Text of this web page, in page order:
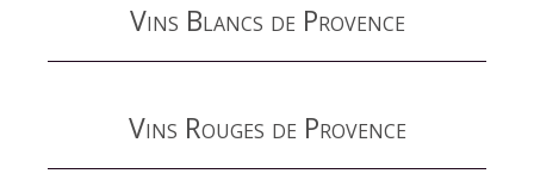
Vins Blancs de Provence
Vins Rouges de Provence